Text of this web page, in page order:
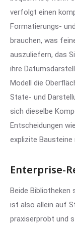
verfolgt einen
Formatierungs-
brauchen, was
auszuliefern, das
ihre
Modell die
State- und
sich dieselbe
Entscheidungen wie
explizite
Enterprise-
Beide
ist also allein auf
praxiserprobt und